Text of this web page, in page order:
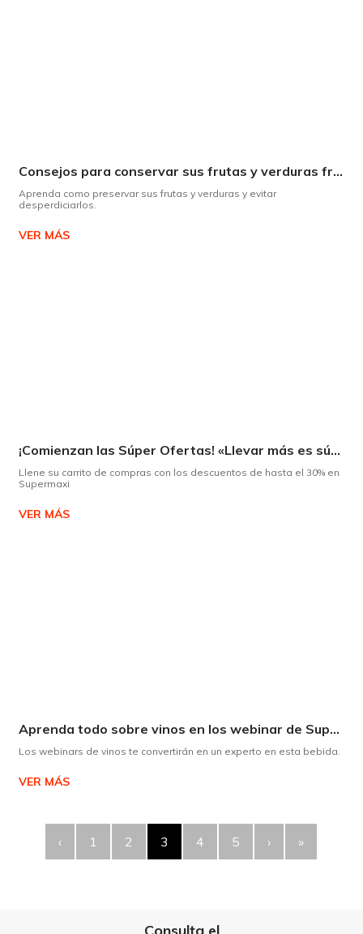
Consejos para conservar sus frutas y verduras frescas por más tiempo
Aprenda como preservar sus frutas y verduras y evitar
desperdiciarlos.
VER MÁS
¡Comienzan las Súper Ofertas! «Llevar más es súper»
Llene su carrito de compras con los descuentos de hasta el 30% en
Supermaxi
VER MÁS
Aprenda todo sobre vinos en los webinar de Supermaxi
Los webinars de vinos te convertirán en un experto en esta bebida.
VER MÁS
‹ 1 2 3 4 5 › »
Consulta el